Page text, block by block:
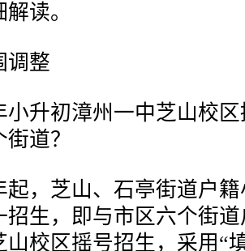
读。
整
初漳州一中芝山校区
道？
芝山、石亭街道户籍
招生，即与市区六个街
山校区摇号招生，采用“